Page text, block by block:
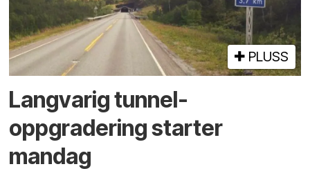
PLUSS
Langvarig tunnel­
oppgradering starter
mandag